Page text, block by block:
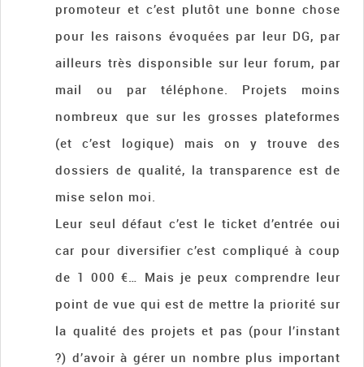
promoteur et c’est plutôt une bonne chose
pour les raisons évoquées par leur DG, par
ailleurs très disponsible sur leur forum, par
mail ou par téléphone. Projets moins
nombreux que sur les grosses plateformes
(et c’est logique) mais on y trouve des
dossiers de qualité, la transparence est de
mise selon moi.
Leur seul défaut c’est le ticket d’entrée oui
car pour diversifier c’est compliqué à coup
de 1 000 €… Mais je peux comprendre leur
point de vue qui est de mettre la priorité sur
la qualité des projets et pas (pour l’instant
?) d’avoir à gérer un nombre plus important